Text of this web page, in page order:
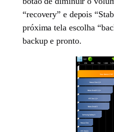
“recovery” e depois
próxima tela escolha
backup e pronto.